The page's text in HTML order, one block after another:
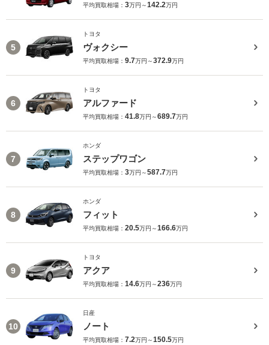
平均買取相場： 3万円～142.2万円
5
トヨタ
ヴォクシー
平均買取相場： 9.7万円～372.9万円
6
トヨタ
アルファード
平均買取相場： 41.8万円～689.7万円
7
ホンダ
ステップワゴン
平均買取相場： 3万円～587.7万円
8
ホンダ
フィット
平均買取相場： 20.5万円～166.6万円
9
トヨタ
アクア
平均買取相場： 14.6万円～236万円
10
日産
ノート
平均買取相場： 7.2万円～150.5万円